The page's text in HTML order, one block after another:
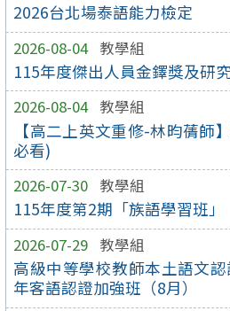
2026台北場泰語能力檢定
2026-08-04 教學組
115年度傑出人員金鐸獎及研
2026-08-04 教學組
【高二上英文重修-林昀蒨師
必看)
2026-07-30 教學組
115年度第2期「族語學習班」
2026-07-29 教學組
高級中等學校教師本土語文
年客語認證加強班（8月）